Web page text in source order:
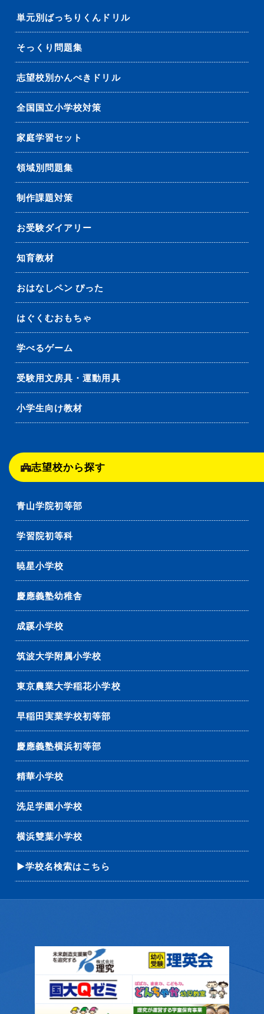
単元別ばっちりくんドリル
そっくり問題集
志望校別かんぺきドリル
全国国立小学校対策
家庭学習セット
領域別問題集
制作課題対策
お受験ダイアリー
知育教材
おはなしペン ぴった
はぐくむおもちゃ
学べるゲーム
受験用文房具・運動用具
小学生向け教材
志望校から探す
青山学院初等部
学習院初等科
暁星小学校
慶應義塾幼稚舎
成蹊小学校
筑波大学附属小学校
東京農業大学稲花小学校
早稲田実業学校初等部
慶應義塾横浜初等部
精華小学校
洗足学園小学校
横浜雙葉小学校
▶学校名検索はこちら